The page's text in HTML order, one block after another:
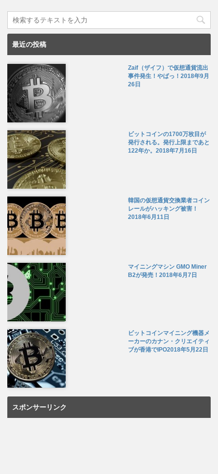
最近の投稿
Zaif（ザイフ）で仮想通貨流出
事件発生！やばっ！ 2018年9月
26日
ビットコインの1700万枚目が
発行される。発行上限まであと
122年か。 2018年7月16日
韓国の仮想通貨交換業者コイン
レールがハッキング被害！
2018年6月11日
マイニングマシン GMO Miner
B2が発売！ 2018年6月7日
ビットコインマイニング機器メ
ーカーのカナン・クリエイティ
ブが香港でIPO2018年5月22日
スポンサーリンク